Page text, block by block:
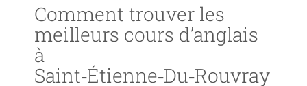
Comment trouver les
meilleurs cours d’anglais
à
Saint‑Étienne‑Du‑Rouvray